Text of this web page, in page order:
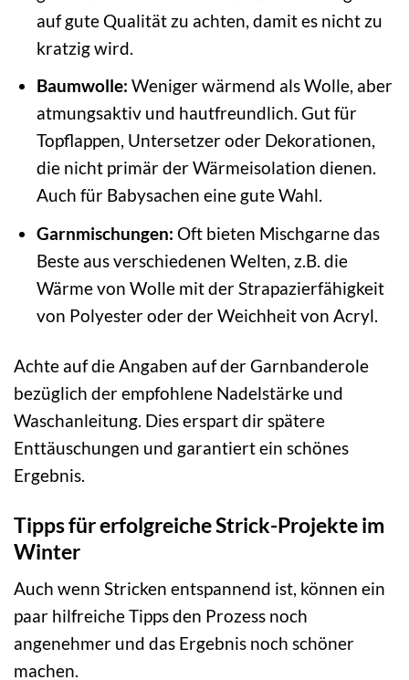
auf gute Qualität zu achten, damit es nicht zu
kratzig wird.
Baumwolle: Weniger wärmend als Wolle, aber
atmungsaktiv und hautfreundlich. Gut für
Topflappen, Untersetzer oder Dekorationen,
die nicht primär der Wärmeisolation dienen.
Auch für Babysachen eine gute Wahl.
Garnmischungen: Oft bieten Mischgarne das
Beste aus verschiedenen Welten, z.B. die
Wärme von Wolle mit der Strapazierfähigkeit
von Polyester oder der Weichheit von Acryl.
Achte auf die Angaben auf der Garnbanderole
bezüglich der empfohlene Nadelstärke und
Waschanleitung. Dies erspart dir spätere
Enttäuschungen und garantiert ein schönes
Ergebnis.
Tipps für erfolgreiche Strick-Projekte im
Winter
Auch wenn Stricken entspannend ist, können ein
paar hilfreiche Tipps den Prozess noch
angenehmer und das Ergebnis noch schöner
machen.